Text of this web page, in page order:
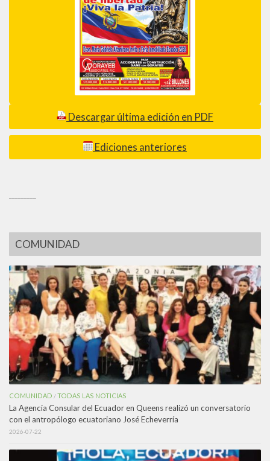
Descargar última edición en PDF
Ediciones anteriores
COMUNIDAD
COMUNIDAD /TODAS LAS NOTICIAS
La Agencia Consular del Ecuador en Queens realizó un conversatorio
con el antropólogo ecuatoriano José Echeverría
2026-07-22